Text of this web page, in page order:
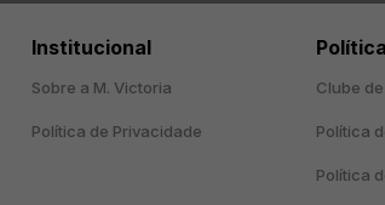
Institucional
Sobre a M. Victoria
Política de Privacidade
Clube
Política
Política